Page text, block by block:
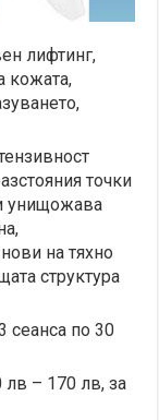
лифтинг,
кожата,
точки
унищожава
на тяхно
структура
сеанса по 30
– 170 лв, за